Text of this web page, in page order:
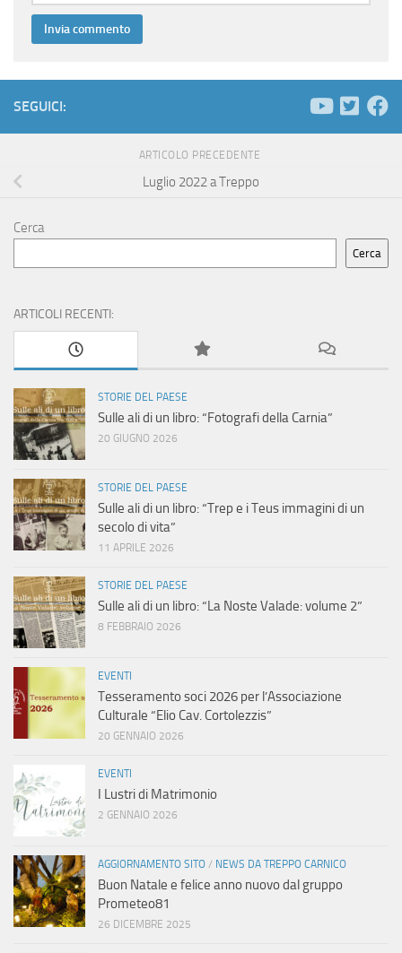
SEGUICI:
ARTICOLO PRECEDENTE
Luglio 2022 a Treppo
Cerca
Cerca
ARTICOLI RECENTI:
STORIE DEL PAESE
Sulle ali di un libro: “Fotografi della Carnia”
20 GIUGNO 2026
STORIE DEL PAESE
Sulle ali di un libro: “Trep e i Teus immagini di un
secolo di vita”
11 APRILE 2026
STORIE DEL PAESE
Sulle ali di un libro: “La Noste Valade: volume 2”
8 FEBBRAIO 2026
EVENTI
Tesseramento soci 2026 per l’Associazione
Culturale “Elio Cav. Cortolezzis”
20 GENNAIO 2026
EVENTI
I Lustri di Matrimonio
2 GENNAIO 2026
AGGIORNAMENTO SITO / NEWS DA TREPPO CARNICO
Buon Natale e felice anno nuovo dal gruppo
Prometeo81
26 DICEMBRE 2025